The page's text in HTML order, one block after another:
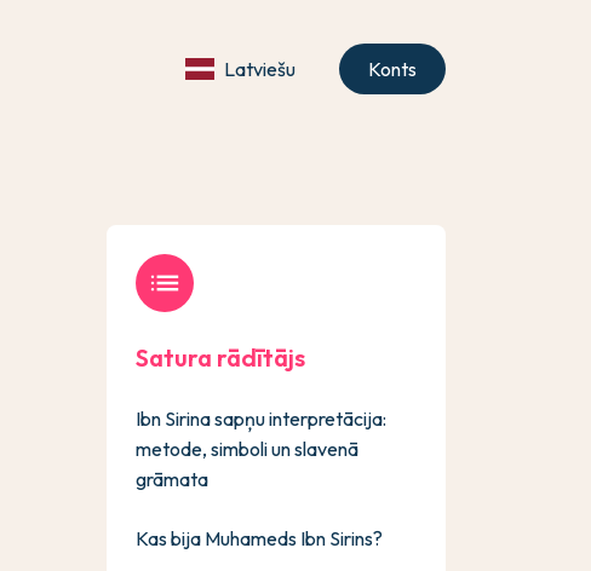
Latviešu Konts
list
Satura rādītājs
Ibn Sirina sapņu interpretācija:
metode, simboli un slavenā
grāmata
Kas bija Muhameds Ibn Sirins?